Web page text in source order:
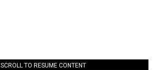
SCROLL TO RESUME CONTENT